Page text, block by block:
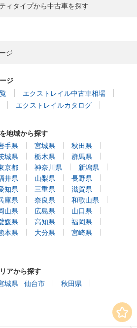
ィタイプから中古車を探す
ジ
ジ
エクストレイル中古車相場
エクストレイルカタログ
地域から探す
手県 宮城県
秋田県
城県 栃木県
群馬県
京都 神奈川県
新潟県
井県 山梨県
長野県
知県 三重県
滋賀県
庫県 奈良県
和歌山県
山県 広島県
山口県
媛県 高知県
福岡県
本県 大分県
宮崎県
アから探す
城県 仙台市
秋田県